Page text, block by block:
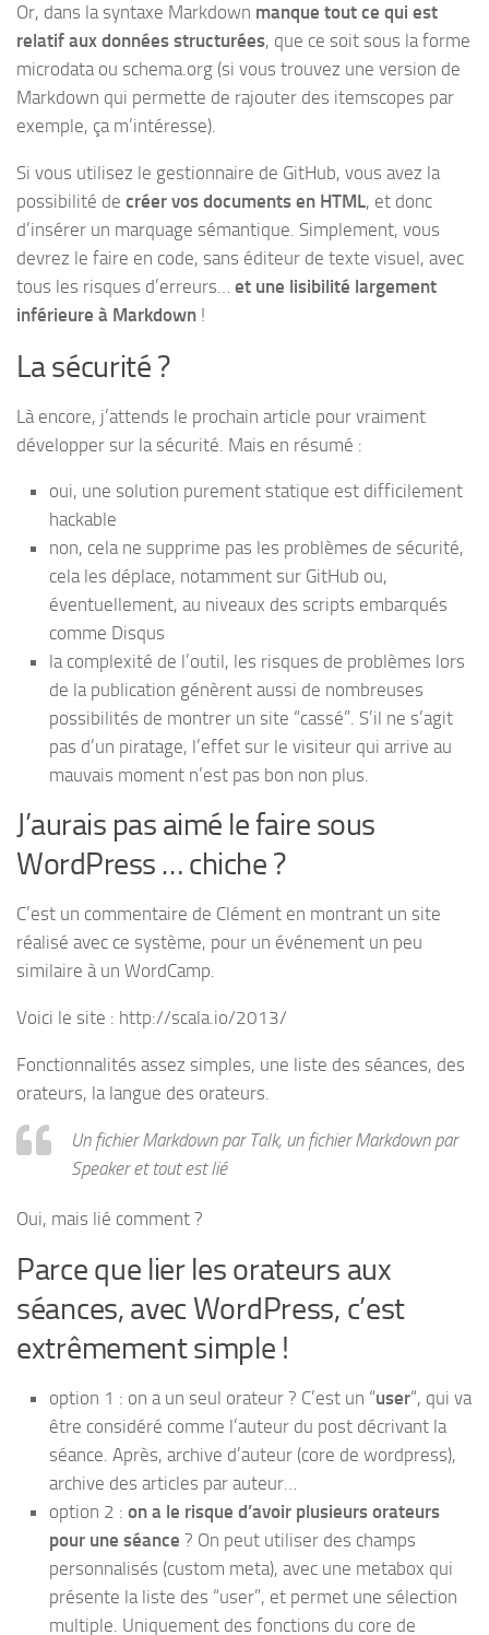
Or, dans la syntaxe Markdown manque tout ce qui est
relatif aux données structurées, que ce soit sous la forme
microdata ou schema.org (si vous trouvez une version de
Markdown qui permette de rajouter des itemscopes par
exemple, ça m’intéresse).
Si vous utilisez le gestionnaire de GitHub, vous avez la
possibilité de créer vos documents en HTML, et donc
d’insérer un marquage sémantique. Simplement, vous
devrez le faire en code, sans éditeur de texte visuel, avec
tous les risques d’erreurs… et une lisibilité largement
inférieure à Markdown !
La sécurité ?
Là encore, j’attends le prochain article pour vraiment
développer sur la sécurité. Mais en résumé :
oui, une solution purement statique est difficilement
hackable
non, cela ne supprime pas les problèmes de sécurité,
cela les déplace, notamment sur GitHub ou,
éventuellement, au niveaux des scripts embarqués
comme Disqus
la complexité de l’outil, les risques de problèmes lors
de la publication génèrent aussi de nombreuses
possibilités de montrer un site “cassé”. S’il ne s’agit
pas d’un piratage, l’effet sur le visiteur qui arrive au
mauvais moment n’est pas bon non plus.
J’aurais pas aimé le faire sous
WordPress … chiche ?
C’est un commentaire de Clément en montrant un site
réalisé avec ce système, pour un événement un peu
similaire à un WordCamp.
Voici le site : http://scala.io/2013/
Fonctionnalités assez simples, une liste des séances, des
orateurs, la langue des orateurs.
Un fichier Markdown par Talk, un fichier Markdown par
Speaker et tout est lié
Oui, mais lié comment ?
Parce que lier les orateurs aux
séances, avec WordPress, c’est
extrêmement simple !
option 1 : on a un seul orateur ? C’est un “user“, qui va
être considéré comme l’auteur du post décrivant la
séance. Après, archive d’auteur (core de wordpress),
archive des articles par auteur…
option 2 : on a le risque d’avoir plusieurs orateurs
pour une séance ? On peut utiliser des champs
personnalisés (custom meta), avec une metabox qui
présente la liste des “user”, et permet une sélection
multiple. Uniquement des fonctions du core de